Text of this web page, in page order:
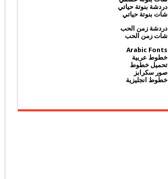
دردشة بنوتة حياتي
شات بنوتة حياتي
دردشة زمن الحب
شات زمن الحب
Arabic Fonts
خطوط عربية
تحميل خطوط
صور سكرابز
خطوط انجليزية